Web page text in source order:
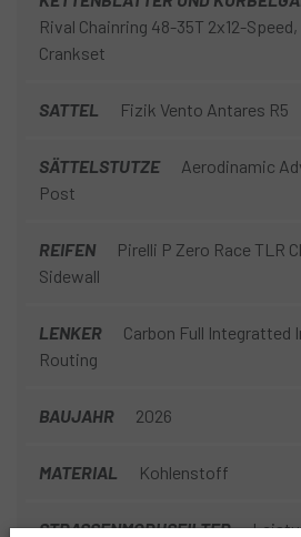
Rival Chainring 48-35T 2x12-
Crankset
SATTEL Fizik Vento Antares R5
SÄTTELSTUTZE
Aerodinamic
Post
REIFEN
Pirelli P Zero Race TLR
Sidewall
LENKER
Carbon Full Integratted
Routing
BAUJAHR 2026
MATERIAL Kohlenstoff
STRASSENMODUSFILTER